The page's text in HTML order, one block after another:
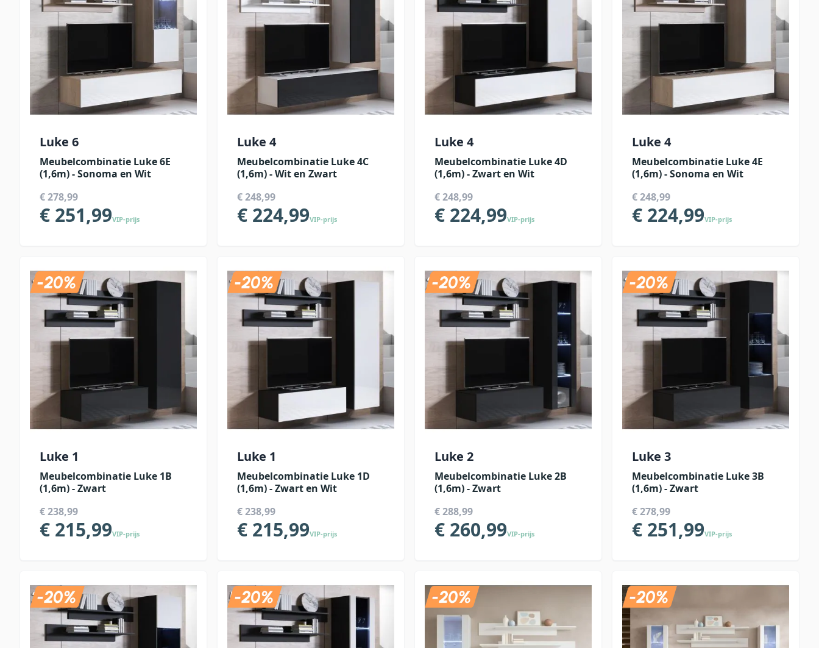
Luke 6
Meubelcombinatie Luke 6E
(1,6m) - Sonoma en Wit
€ 278,99
€ 251,99VIP-prijs
Luke 4
Meubelcombinatie Luke 4C
(1,6m) - Wit en Zwart
€ 248,99
€ 224,99VIP-prijs
Luke 4
Meubelcombinatie Luke 4D
(1,6m) - Zwart en Wit
€ 248,99
€ 224,99VIP-prijs
Luke 4
Meubelcombinatie Luke 4E
(1,6m) - Sonoma en Wit
€ 248,99
€ 224,99VIP-prijs
Luke 1
Meubelcombinatie Luke 1B
(1,6m) - Zwart
€ 238,99
€ 215,99VIP-prijs
Luke 1
Meubelcombinatie Luke 1D
(1,6m) - Zwart en Wit
€ 238,99
€ 215,99VIP-prijs
Luke 2
Meubelcombinatie Luke 2B
(1,6m) - Zwart
€ 288,99
€ 260,99VIP-prijs
Luke 3
Meubelcombinatie Luke 3B
(1,6m) - Zwart
€ 278,99
€ 251,99VIP-prijs